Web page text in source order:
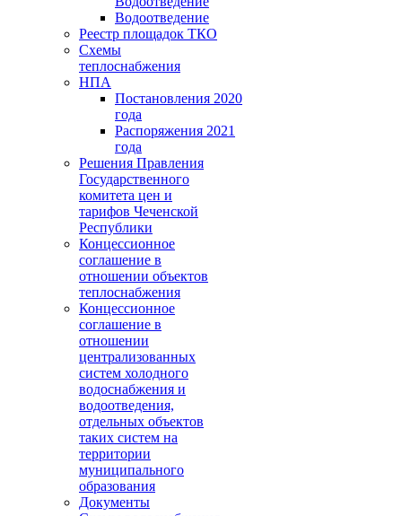
Водоотведение
Реестр площадок ТКО
Схемы
теплоснабжения
НПА
Постановления 2020
года
Распоряжения 2021
года
Решения Правления
Государственного
комитета цен и
тарифов Чеченской
Республики
Концессионное
соглашение в
отношении объектов
теплоснабжения
Концессионное
соглашение в
отношении
централизованных
систем холодного
водоснабжения и
водоотведения,
отдельных объектов
таких систем на
территории
муниципального
образования
Документы